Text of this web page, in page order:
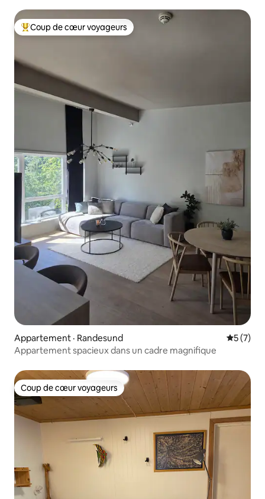
Coup de cœur voyageurs parmi les plus aimés
Coup de cœur voyageurs
Appartement · Randesund Note
5 (7)
Appartement spacieux dans un cadre magnifique
Coup de cœur voyageurs
Coup de cœur voyageurs